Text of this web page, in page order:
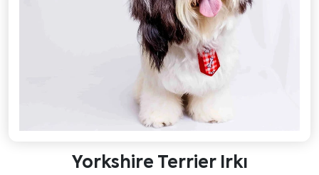
Yorkshire Terrier Irkı